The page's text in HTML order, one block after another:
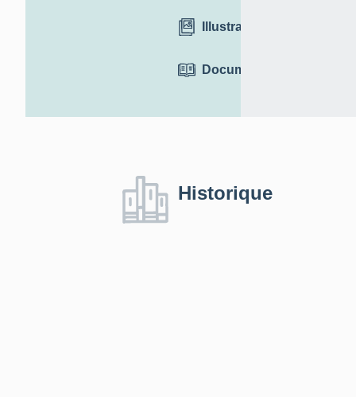
Illustrations
Documentation
Historique